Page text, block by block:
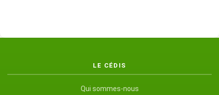
LE CÉDIS
Qui sommes-nous